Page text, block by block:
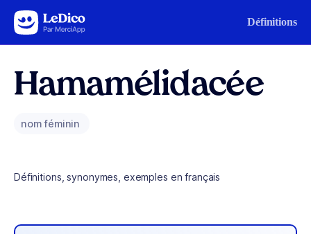
Aller au contenu Définitions
Hamamélidacée
nom féminin
Définitions, synonymes, exemples en français